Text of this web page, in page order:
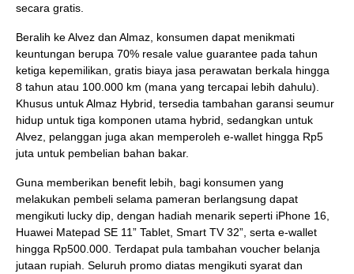
secara gratis.
Beralih ke Alvez dan Almaz, konsumen dapat menikmati
keuntungan berupa 70% resale value guarantee pada tahun
ketiga kepemilikan, gratis biaya jasa perawatan berkala hingga
8 tahun atau 100.000 km (mana yang tercapai lebih dahulu).
Khusus untuk Almaz Hybrid, tersedia tambahan garansi seumur
hidup untuk tiga komponen utama hybrid, sedangkan untuk
Alvez, pelanggan juga akan memperoleh e-wallet hingga Rp5
juta untuk pembelian bahan bakar.
Guna memberikan benefit lebih, bagi konsumen yang
melakukan pembeli selama pameran berlangsung dapat
mengikuti lucky dip, dengan hadiah menarik seperti iPhone 16,
Huawei Matepad SE 11” Tablet, Smart TV 32”, serta e-wallet
hingga Rp500.000. Terdapat pula tambahan voucher belanja
jutaan rupiah. Seluruh promo diatas mengikuti syarat dan